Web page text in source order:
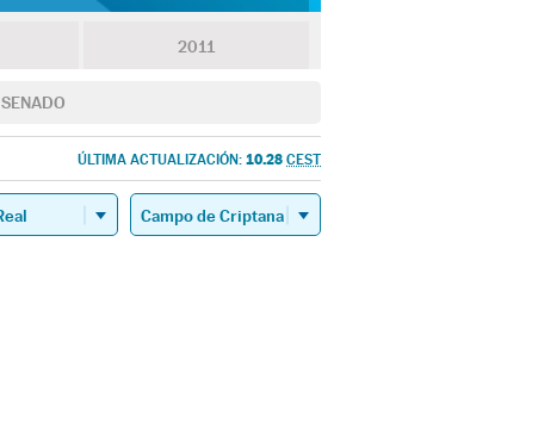
2011
SENADO
ÚLTIMA ACTUALIZACIÓN: 10.28 CEST